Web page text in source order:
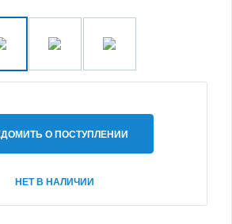
О ПОСТУПЛЕНИИ
НЕТ В НАЛИЧИИ